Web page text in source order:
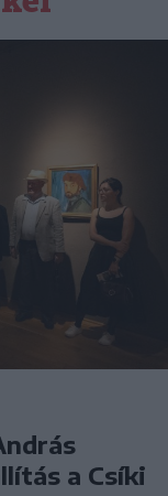
a Csíki